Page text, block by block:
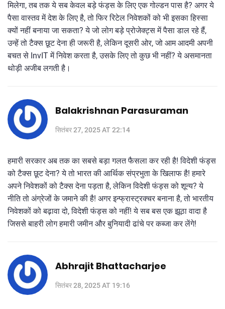
मिलेगा, तब तक ये सब केवल बड़े फंड्स के लिए एक गोल्डन पास है? अगर ये
पैसा वास्तव में देश के लिए है, तो फिर रिटेल निवेशकों को भी इसका हिस्सा
क्यों नहीं बनाया जा सकता? ये जो लोग बड़े प्रोजेक्ट्स में पैसा डाल रहे हैं,
उन्हें तो टैक्स छूट देना ही जरूरी है, लेकिन दूसरी ओर, जो आम आदमी अपनी
बचत से InvIT में निवेश करता है, उसके लिए तो कुछ भी नहीं? ये असमानता
थोड़ी अजीब लगती है।
Balakrishnan Parasuraman
सितंबर 27, 2025 AT 22:14
हमारी सरकार अब तक का सबसे बड़ा गलत फैसला कर रही है! विदेशी फंड्स
को टैक्स छूट देना? ये तो भारत की आर्थिक संप्रभुता के खिलाफ है! हमारे
अपने निवेशकों को टैक्स देना पड़ता है, लेकिन विदेशी फंड्स को शून्य? ये
नीति तो अंग्रेजों के जमाने की है! अगर इन्फ्रास्ट्रक्चर बनाना है, तो भारतीय
निवेशकों को बढ़ावा दो, विदेशी फंड्स को नहीं! ये सब बस एक झूठा वादा है
जिससे बाहरी लोग हमारी जमीन और बुनियादी ढांचे पर कब्जा कर लेंगे!
Abhrajit Bhattacharjee
सितंबर 28, 2025 AT 19:16